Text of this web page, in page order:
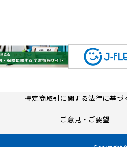
特定商取引に関する法律に基づ
ご意見・ご要望